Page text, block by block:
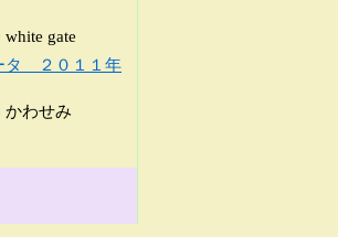
gate
タ ２０１１年
かわせみ